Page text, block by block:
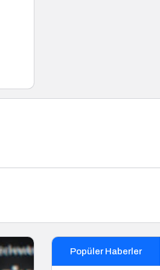
Popüler Haberler